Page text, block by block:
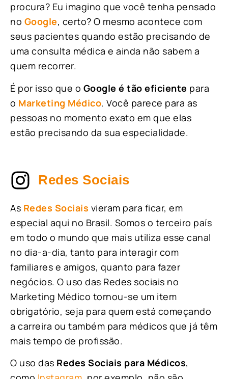
procura? Eu imagino que você tenha pensado
no Google, certo? O mesmo acontece com
seus pacientes quando estão precisando de
uma consulta médica e ainda não sabem a
quem recorrer.
É por isso que o Google é tão eficiente para
o Marketing Médico. Você parece para as
pessoas no momento exato em que elas
estão precisando da sua especialidade.
Redes Sociais
As Redes Sociais vieram para ficar, em
especial aqui no Brasil. Somos o terceiro país
em todo o mundo que mais utiliza esse canal
no dia-a-dia, tanto para interagir com
familiares e amigos, quanto para fazer
negócios. O uso das Redes sociais no
Marketing Médico tornou-se um item
obrigatório, seja para quem está começando
a carreira ou também para médicos que já têm
mais tempo de profissão.
O uso das Redes Sociais para Médicos,